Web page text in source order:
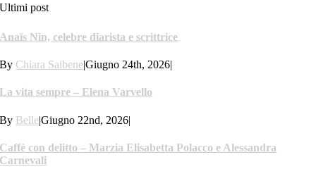
Ultimi post
Anaïs Nin, celebre diarista e scrittrice
By Chiara Saibene|Giugno 24th, 2026|
La vita sempre – Elena Varvello
By Belle|Giugno 22nd, 2026|
Caffè con delitto – Marzia Elisabetta Polacco e Alessandra
Carnevali